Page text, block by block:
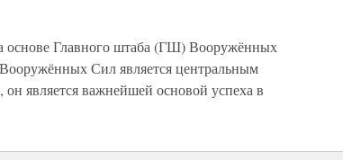
основе Главного штаба (ГШ) Вооружённых
Сил является центральным
является важнейшей основой успеха в